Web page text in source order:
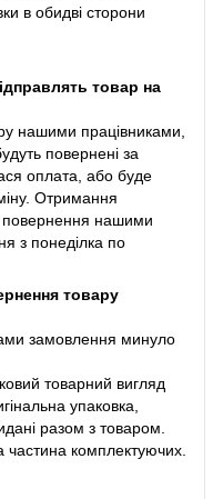
в обидві сторони
товар на
нашими працівниками,
повернені за
оплата, або буде
Отримання
повернення нашими
з понеділка по
товару
замовлення минуло
товарний вигляд
упаковка,
разом з товаром.
комплектуючих.